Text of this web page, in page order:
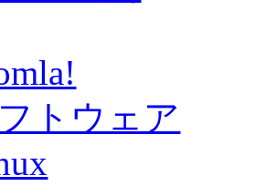
トウェア